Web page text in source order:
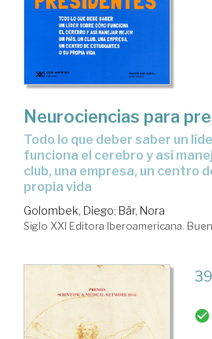
Neurociencias para
todo lo que deber saber un líder sobre cómo
funciona el cerebro y así
club, una empresa, un centro
propia vida
Golombek, Diego; Bär, Nora
Siglo XXI Editora Iberoamericana.